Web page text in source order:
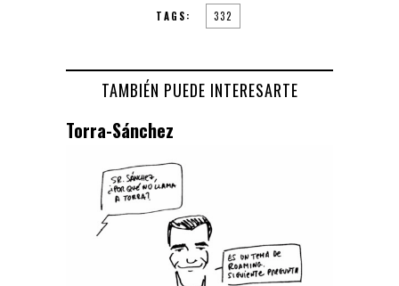
TAGS: 332
TAMBIÉN PUEDE INTERESARTE
Torra-Sánchez